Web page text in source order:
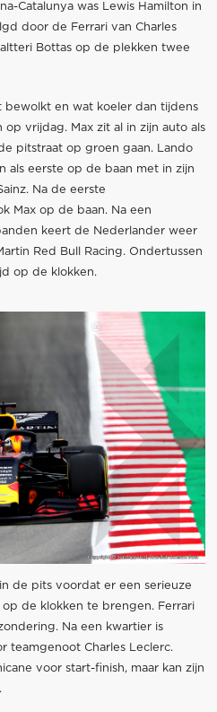
Catalunya was Lewis Hamilton in
door de Ferrari van Charles
Bottas op de plekken twee
bewolkt en wat koeler dan tijdens
vrijdag. Max zit al in zijn auto als
pitstraat op groen gaan. Lando
als eerste op de baan met in zijn
Na de eerste
Max op de baan. Na een
keert de Nederlander weer
Red Bull Racing. Ondertussen
op de klokken.
de pits voordat er een serieuze
de klokken te brengen. Ferrari
Na een kwartier is
teamgenoot Charles Leclerc.
voor start-finish, maar kan zijn